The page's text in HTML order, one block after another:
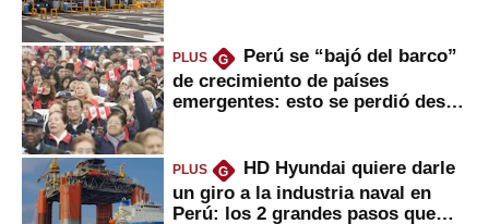
PLUS G
Perú se “bajó del barco”
de crecimiento de países
emergentes: esto se perdió desde
PLUS G
HD Hyundai quiere darle
un giro a la industria naval en
Perú: los 2 grandes pasos que